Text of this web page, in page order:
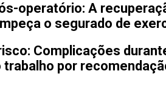
operatório:A
o segurado de
Complicações
por